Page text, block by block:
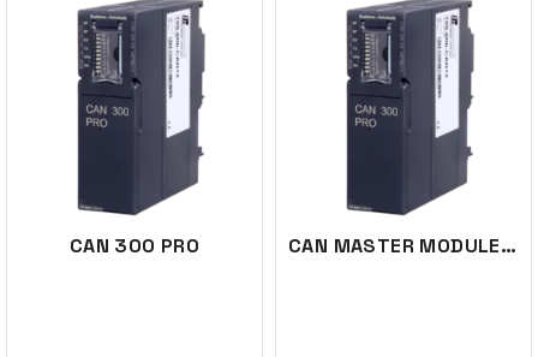
CAN 300 PRO CAN MASTER MODULE DNV